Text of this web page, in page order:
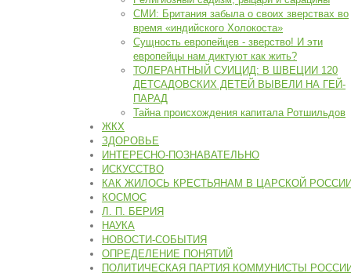
СМИ: Британия забыла о своих зверствах во
время «индийского Холокоста»
Сущность европейцев - зверство! И эти
европейцы нам диктуют как жить?
ТОЛЕРАНТНЫЙ СУИЦИД: В ШВЕЦИИ 120
ДЕТСАДОВСКИХ ДЕТЕЙ ВЫВЕЛИ НА ГЕЙ-
ПАРАД
Тайна происхождения капитала Ротшильдов
ЖКХ
ЗДОРОВЬЕ
ИНТЕРЕСНО-ПОЗНАВАТЕЛЬНО
ИСКУССТВО
КАК ЖИЛОСЬ КРЕСТЬЯНАМ В ЦАРСКОЙ
КОСМОС
Л. П. БЕРИЯ
НАУКА
НОВОСТИ-СОБЫТИЯ
ОПРЕДЕЛЕНИЕ ПОНЯТИЙ
ПОЛИТИЧЕСКАЯ ПАРТИЯ КОММУНИСТЫ